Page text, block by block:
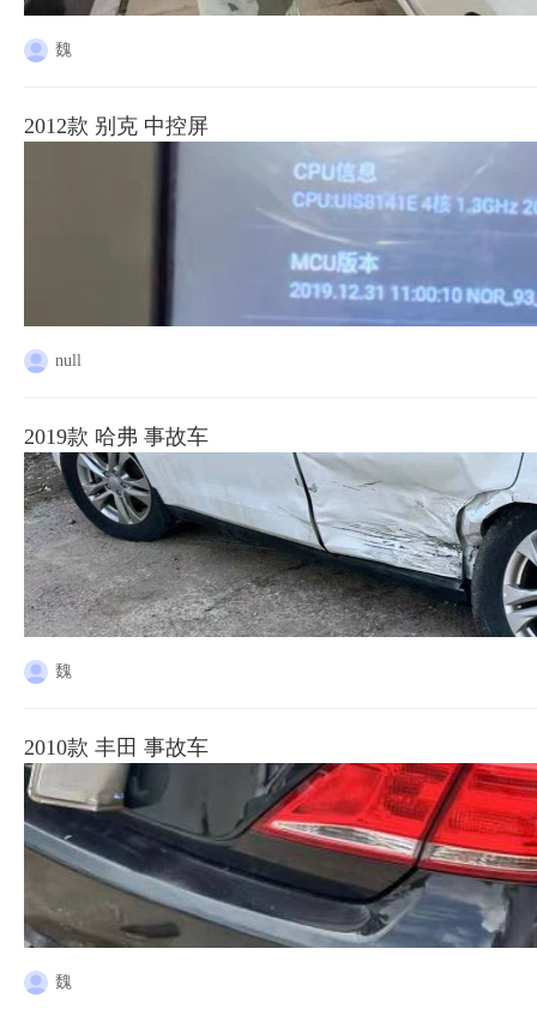
魏
2012款 别克 中控屏
null
2019款 哈弗 事故车
魏
2010款 丰田 事故车
魏